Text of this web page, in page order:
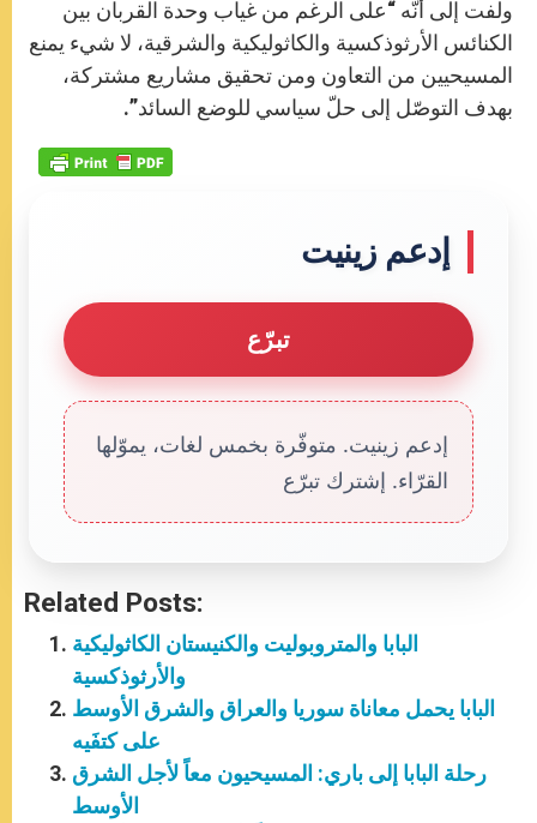
ولفت إلى أنّه “على الرغم من غياب وحدة القربان بين
الكنائس الأرثوذكسية والكاثوليكية والشرقية، لا شيء يمنع
المسيحيين من التعاون ومن تحقيق مشاريع مشتركة،
بهدف التوصّل إلى حلّ سياسي للوضع السائد”.
إدعم زينيت
تبرّع
إدعم زينيت. متوفّرة بخمس لغات، يموّلها
القرّاء. إشترك تبرّع
Related Posts:
البابا والمتروبوليت والكنيستان الكاثوليكية
والأرثوذكسية
البابا يحمل معاناة سوريا والعراق والشرق الأوسط
على كتفَيه
رحلة البابا إلى باري: المسيحيون معاً لأجل الشرق
الأوسط